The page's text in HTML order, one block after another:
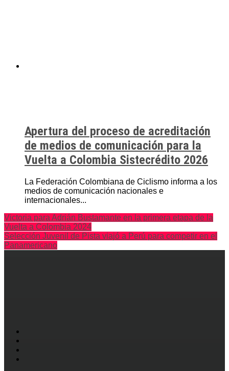
Apertura del proceso de acreditación
de medios de comunicación para la
Vuelta a Colombia Sistecrédito 2026
La Federación Colombiana de Ciclismo informa a los
medios de comunicación nacionales e
internacionales...
Victoria para Adrián Bustamante en la primera etapa de la
Vuelta a Colombia 2024
Selección Juvenil de Pista viajó a Perú para competir en el
Panamericano